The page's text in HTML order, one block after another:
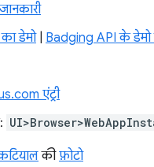
डेमो| Badging API के डेमो
एंट्री
कीफ़ोटो